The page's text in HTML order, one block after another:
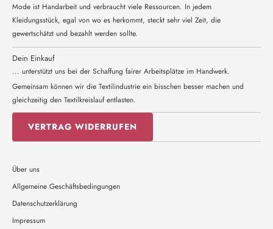
Mode ist Handarbeit und verbraucht viele Ressourcen. In jedem
Kleidungsstück, egal von wo es herkommt, steckt sehr viel Zeit, die
gewertschätzt und bezahlt werden sollte.
Dein Einkauf
... unterstützt uns bei der Schaffung fairer Arbeitsplätze im Handwerk.
Gemeinsam können wir die Textilindustrie ein bisschen besser machen und
gleichzeitig den Textilkreislauf entlasten.
VERTRAG WIDERRUFEN
Über uns
Allgemeine Geschäftsbedingungen
Datenschutzerklärung
Impressum